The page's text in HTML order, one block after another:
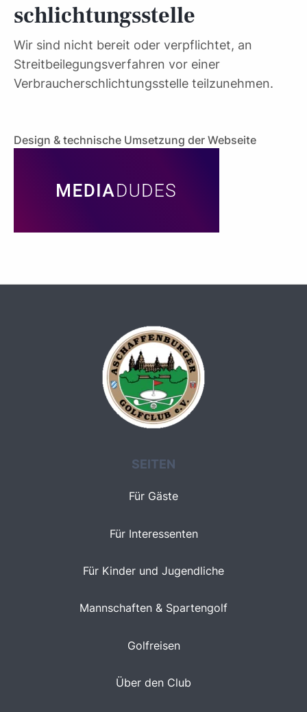
schlichtungs­stelle
Wir sind nicht bereit oder verpflichtet, an
Streitbeilegungsverfahren vor einer
Verbraucherschlichtungsstelle teilzunehmen.
Design & technische Umsetzung der Webseite
SEITEN
Für Gäste
Für Interessenten
Für Kinder und Jugendliche
Mannschaften & Spartengolf
Golfreisen
Über den Club